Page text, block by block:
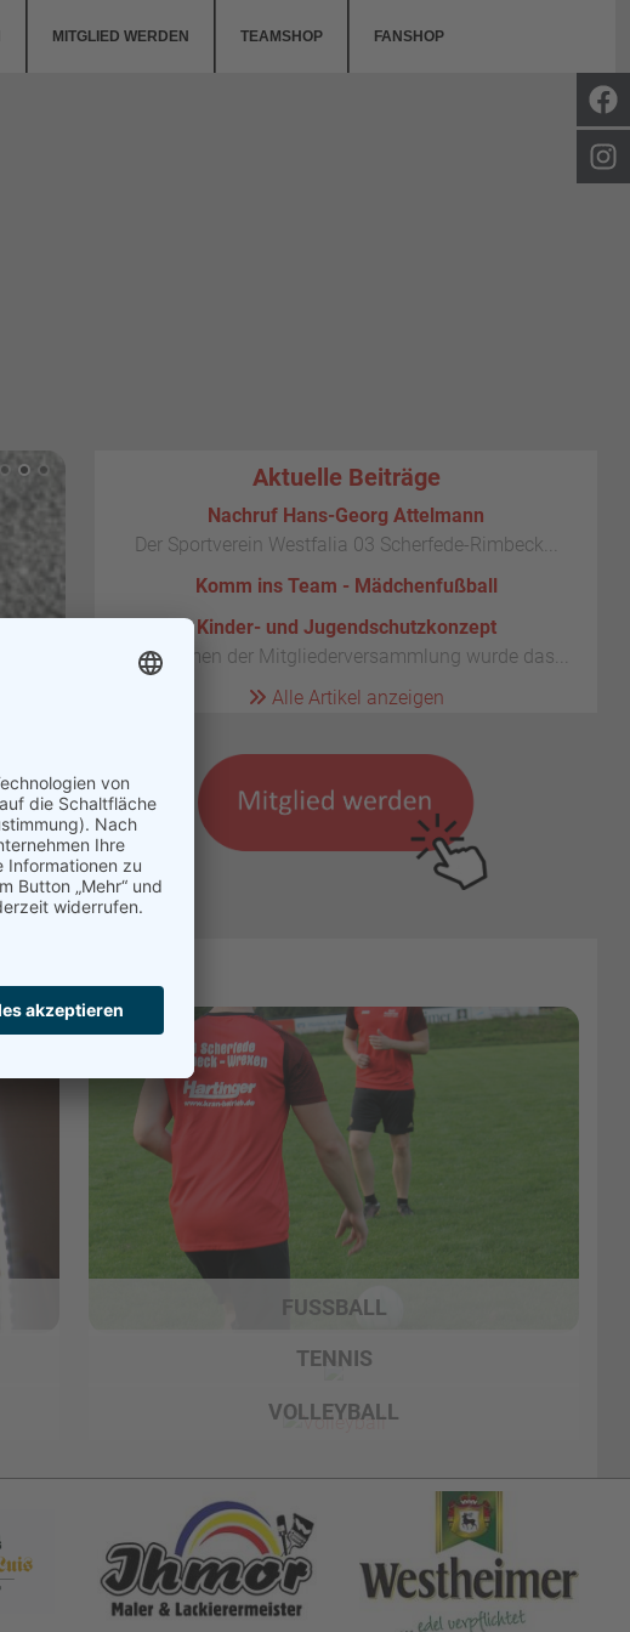
MITGLIED WERDEN TEAMSHOP FANSHOP
Aktuelle Beiträge
Nachruf Hans-Georg Attelmann
Der Sportverein Westfalia 03 Scherfede-Rimbeck...
Komm ins Team - Mädchenfußball
Kinder- und Jugendschutzkonzept
Im Rahmen der Mitgliederversammlung wurde das...
Alle Artikel anzeigen
FUSSBALL
TENNIS
VOLLEYBALL